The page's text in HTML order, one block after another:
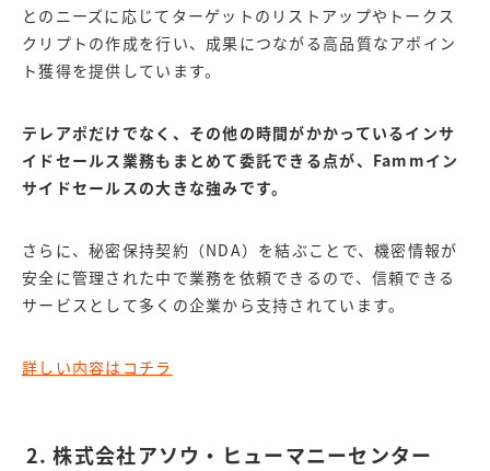
とのニーズに応じてターゲットのリストアップやトークス
クリプトの作成を行い、成果につながる高品質なアポイ ン
ト獲得を提供しています。
テレアポだけでなく、その他の時間がかかっているインサ
イドセールス業務もまとめて委託できる点が、Fammイン
サイドセールスの大きな強みです。
さらに、秘密保持契約（NDA）を結ぶことで、機密情報が
安全に管理された中で業務を依頼できるので、信頼できる
サービスとして多くの企業から支持されています。
詳しい内容はコチラ
2. 株式会社アソウ・ヒューマニーセンター